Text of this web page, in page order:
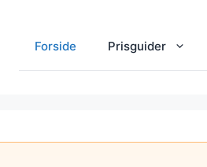
Forside Prisguider